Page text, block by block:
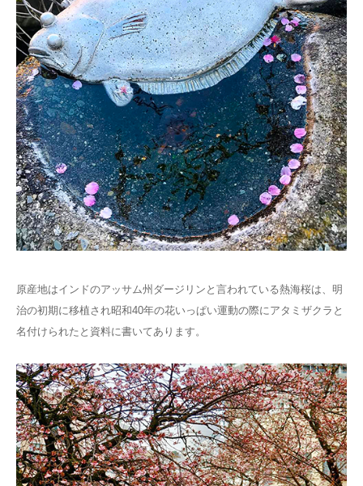
原産地はインドのアッサム州ダージリンと言われている熱海桜は、明
治の初期に移植され昭和40年の花いっぱい運動の際にアタミザクラと
名付けられたと資料に書いてあります。